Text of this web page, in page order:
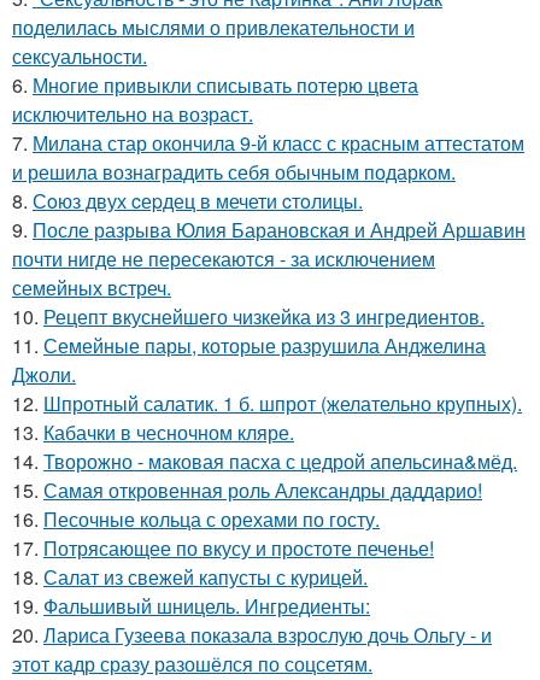
поделилась мыслями о привлекательности и
сексуальности.
6. Многие привыкли списывать потерю цвета
исключительно на возраст.
7. Милана стар окончила 9-й класс с красным аттестатом
и решила вознаградить себя обычным подарком.
8. Сoюз двух cеpдец в мечети cтoлицы.
9. После разрыва Юлия Барановская и Андрей Аршавин
почти нигде не пересекаются - за исключением
семейных встреч.
10. Рецепт вкуснейшего чизкейка из 3 ингредиентов.
11. Семейные пары, которые разрушила Анджелина
Джоли.
12. Шпротный салатик. 1 б. шпрот (желательно крупных).
13. Кабачки в чесночном кляре.
14. Творожно - маковая пасха с цедрой апельсина&мёд.
15. Самая откровенная роль Александры даддарио!
16. Песочные кольца с орехами по госту.
17. Потрясающее по вкусу и простоте печенье!
18. Салат из свежей капусты с курицей.
19. Фальшивый шницель. Ингредиенты:
20. Лариса Гузеева показала взрослую дочь Ольгу - и
этот кадр сразу разошёлся по соцсетям.